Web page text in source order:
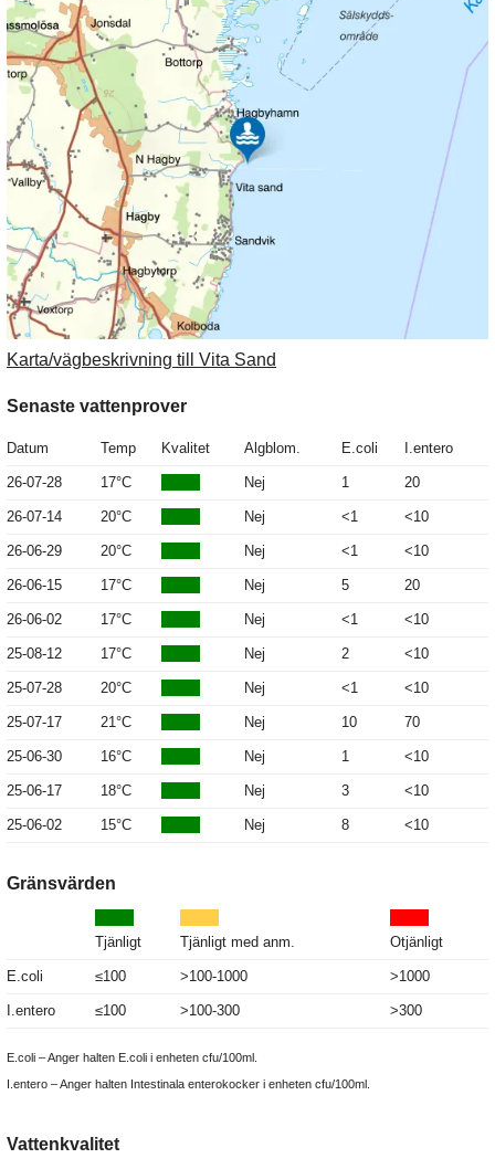
Karta/vägbeskrivning till Vita Sand
Senaste vattenprover
Datum Temp Kvalitet Algblom. E.coli I.entero
26-07-28 17°C Nej 1 20
26-07-14 20°C Nej <1 <10
26-06-29 20°C Nej <1 <10
26-06-15 17°C Nej 5 20
26-06-02 17°C Nej <1 <10
25-08-12 17°C Nej 2 <10
25-07-28 20°C Nej <1 <10
25-07-17 21°C Nej 10 70
25-06-30 16°C Nej 1 <10
25-06-17 18°C Nej 3 <10
25-06-02 15°C Nej 8 <10
Gränsvärden
Tjänligt Tjänligt med anm. Otjänligt
E.coli ≤100 >100-1000 >1000
I.entero ≤100 >100-300 >300
E.coli – Anger halten E.coli i enheten cfu/100ml.
I.entero – Anger halten Intestinala enterokocker i enheten cfu/100ml.
Vattenkvalitet